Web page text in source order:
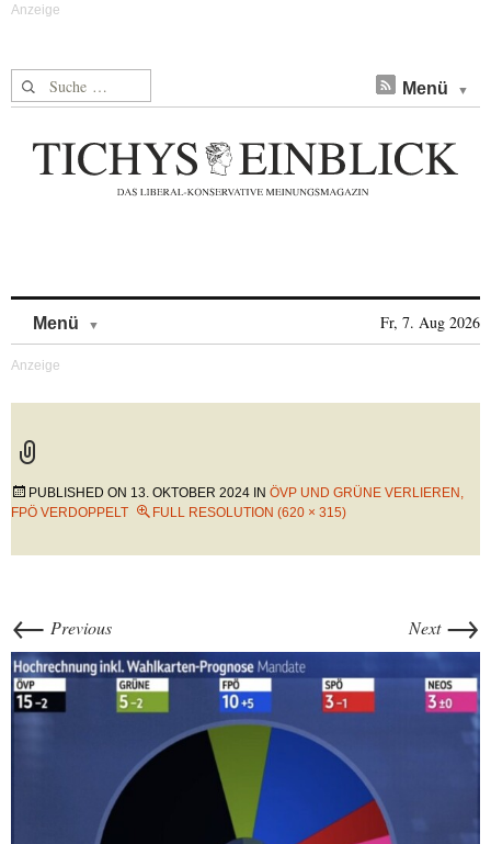
Suche nach: Menü
Menü Fr, 7. Aug 2026
PUBLISHED ON 13. OKTOBER 2024 IN ÖVP UND GRÜNE VERLIEREN,
FPÖ VERDOPPELT
FULL RESOLUTION (620 × 315)
← Previous Next →